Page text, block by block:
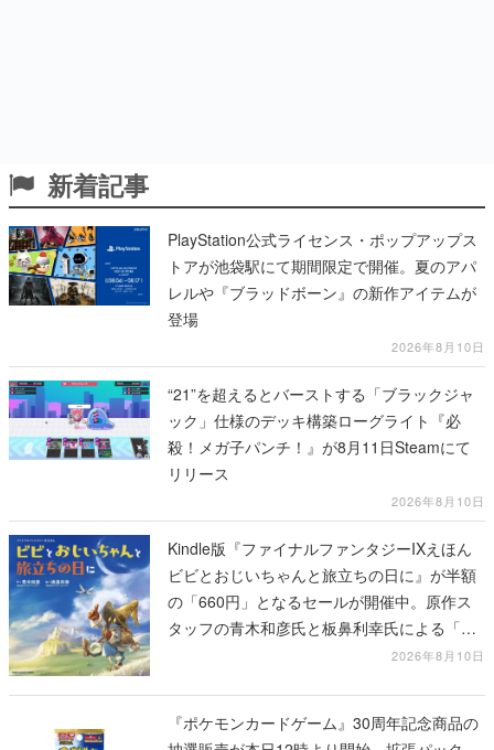
新着記事
PlayStation公式ライセンス・ポップアップス
トアが池袋駅にて期間限定で開催。夏のアパ
レルや『ブラッドボーン』の新作アイテムが
登場
2026年8月10日
“21”を超えるとバーストする「ブラックジャ
ック」仕様のデッキ構築ローグライト『必
殺！メガ子パンチ！』が8月11日Steamにて
リリース
2026年8月10日
Kindle版『ファイナルファンタジーIXえほん
ビビとおじいちゃんと旅立ちの日に』が半額
の「660円」となるセールが開催中。原作ス
タッフの青木和彦氏と板鼻利幸氏による「ビ
2026年8月10日
『ポケモンカードゲーム』30周年記念商品の